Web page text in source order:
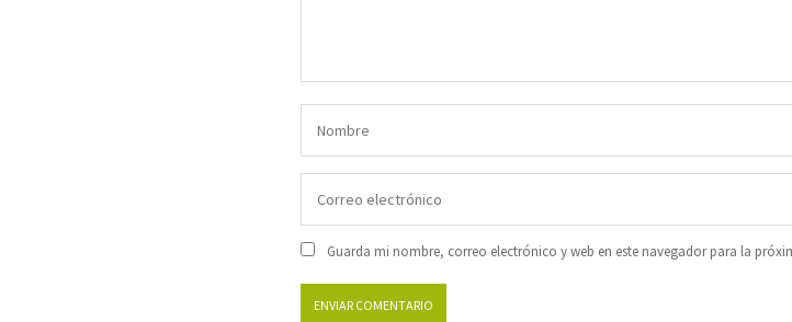
Guarda mi nombre, correo electrónico y web en este navegador para la